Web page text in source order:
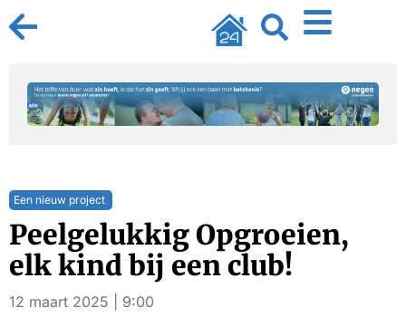
Een nieuw project
Peelgelukkig Opgroeien,
elk kind bij een club!
12 maart 2025 | 9:00